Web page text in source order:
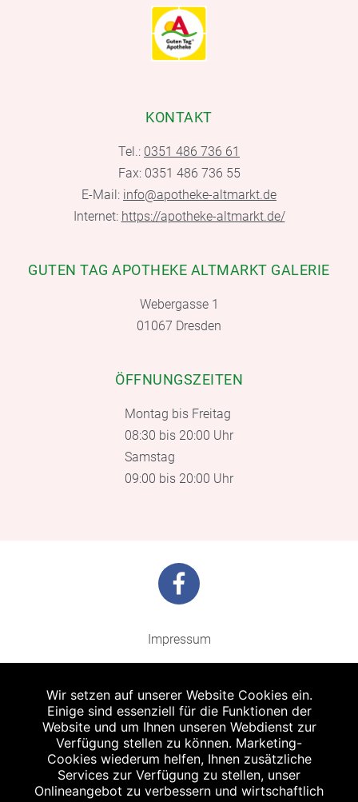
KONTAKT
Tel.: 0351 486 736 61
Fax: 0351 486 736 55
E-Mail: info@apotheke-altmarkt.de
Internet: https://apotheke-altmarkt.de/
GUTEN TAG APOTHEKE ALTMARKT GALERIE
Webergasse 1
01067 Dresden
ÖFFNUNGSZEITEN
Montag bis Freitag
08:30 bis 20:00 Uhr
Samstag
09:00 bis 20:00 Uhr
Impressum
Datenschutz
Kontakt
Bildnachweis
Wir setzen auf unserer Website Cookies ein.
Einige sind essenziell für die Funktionen der
Website und um Ihnen unseren Webdienst zur
Verfügung stellen zu können. Marketing-
Cookies wiederum helfen, Ihnen zusätzliche
Services zur Verfügung zu stellen, unser
Onlineangebot zu verbessern und wirtschaftlich